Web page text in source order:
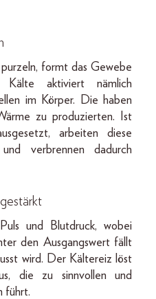
formt das Gewebe
aktiviert nämlich
im Körper. Die haben
zu produzierten. Ist
arbeiten diese
verbrennen dadurch
und Blutdruck, wobei
den Ausgangswert fällt
wird. Der Kältereiz löst
die zu sinnvollen und
führt.